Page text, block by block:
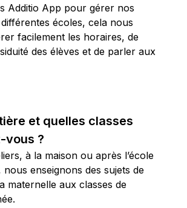
Additio App pour gérer nos
écoles, cela nous
facilement les horaires, de
des élèves et de parler aux
et quelles classes
vous ?
à la maison ou après l’école
nous enseignons des sujets de
maternelle aux classes de